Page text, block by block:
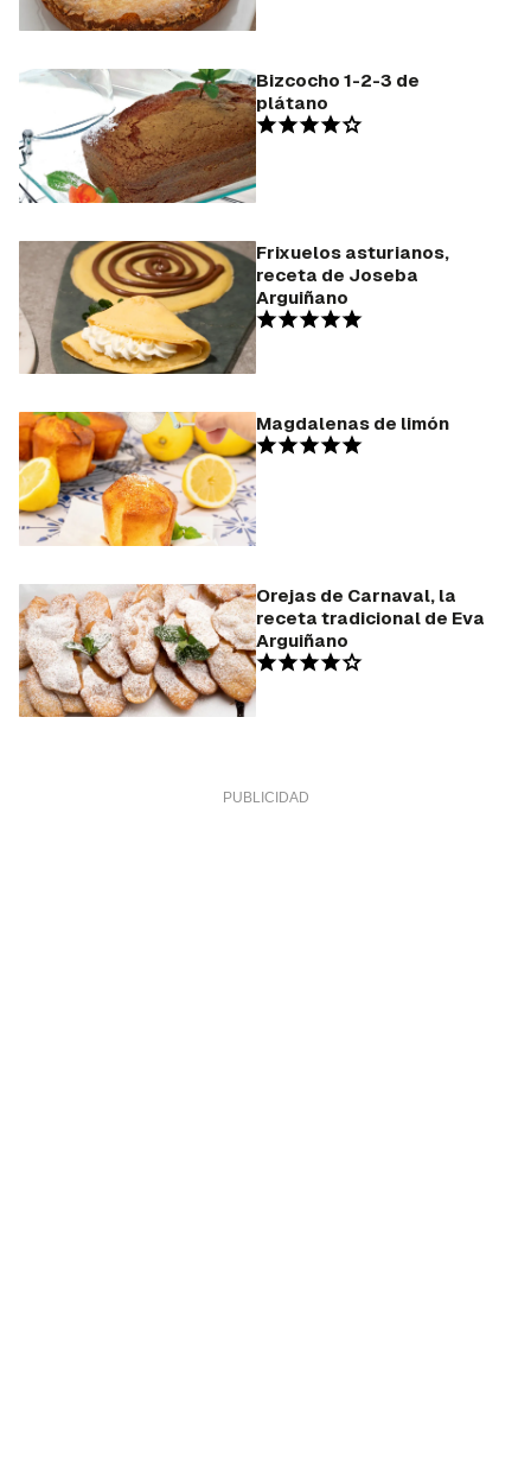
Bizcocho 1-2-3 de
plátano
Frixuelos asturianos,
receta de Joseba
Arguiñano
Magdalenas de limón
Orejas de Carnaval, la
receta tradicional de Eva
Arguiñano